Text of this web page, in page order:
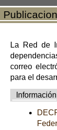
La Red de
correo
para el
Información